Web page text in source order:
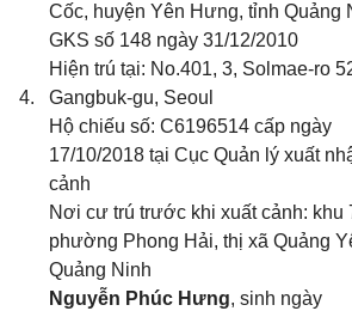
4.
Cốc, huyện Yên Hưng, tỉnh Quảng
GKS số 148 ngày 31/12/2010
Hiện trú tại: No.401, 3, Solmae-ro
Gangbuk-gu, Seoul
Hộ chiếu số: C6196514 cấp ngày
17/10/2018 tại Cục Quản lý xuất
cảnh
Nơi cư trú trước khi xuất cảnh: khu
phường Phong Hải, thị xã Quảng
Quảng Ninh
Nguyễn Phúc Hưng, sinh ngày